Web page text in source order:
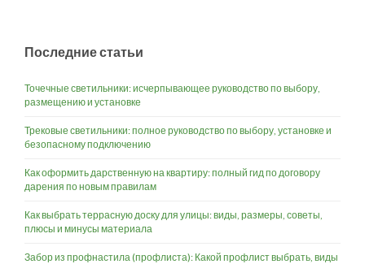
Последние статьи
Точечные светильники: исчерпывающее руководство по выбору,
размещению и установке
Трековые светильники: полное руководство по выбору, установке и
безопасному подключению
Как оформить дарственную на квартиру: полный гид по договору
дарения по новым правилам
Как выбрать террасную доску для улицы: виды, размеры, советы,
плюсы и минусы материала
Забор из профнастила (профлиста): Какой профлист выбрать, виды